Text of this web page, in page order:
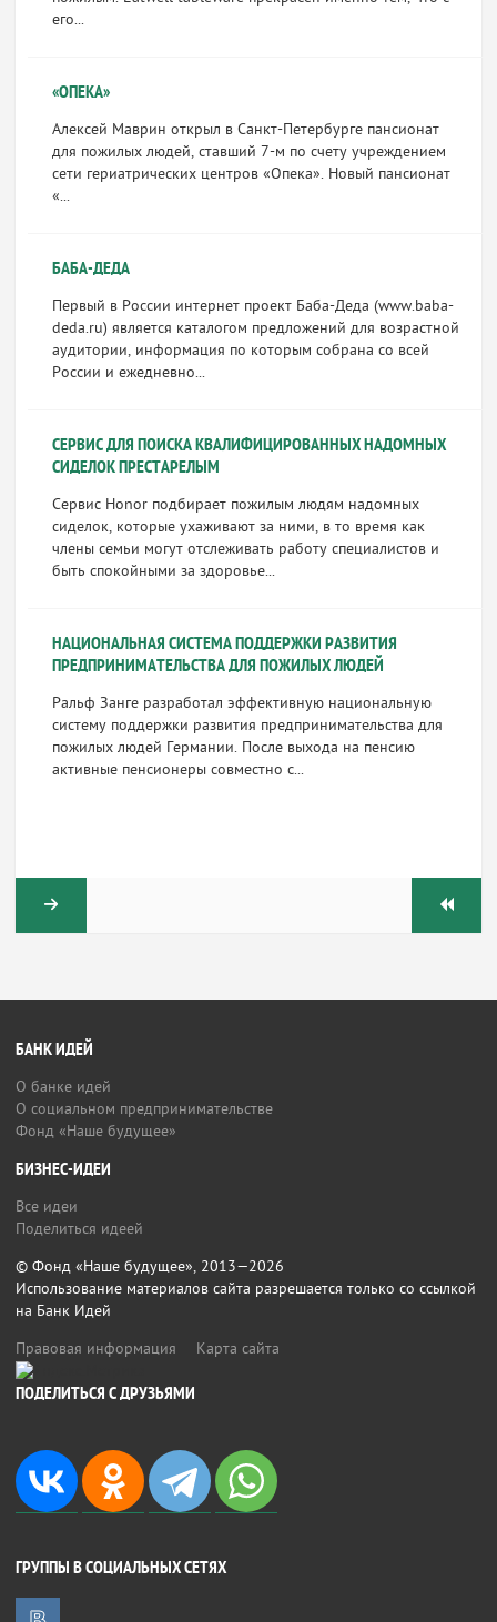
его...
«ОПЕКА»
Алексей Маврин открыл в Санкт-Петербурге пансионат
для пожилых людей, ставший 7-м по счету учреждением
сети гериатрических центров «Опека». Новый пансионат
«...
БАБА-ДЕДА
Первый в России интернет проект Баба-Деда (www.baba-
deda.ru) является каталогом предложений для возрастной
аудитории, информация по которым собрана со всей
России и ежедневно...
СЕРВИС ДЛЯ ПОИСКА КВАЛИФИЦИРОВАННЫХ НАДОМНЫХ
СИДЕЛОК ПРЕСТАРЕЛЫМ
Сервис Honor подбирает пожилым людям надомных
сиделок, которые ухаживают за ними, в то время как
члены семьи могут отслеживать работу специалистов и
быть спокойными за здоровье...
НАЦИОНАЛЬНАЯ СИСТЕМА ПОДДЕРЖКИ РАЗВИТИЯ
ПРЕДПРИНИМАТЕЛЬСТВА ДЛЯ ПОЖИЛЫХ ЛЮДЕЙ
Ральф Занге разработал эффективную национальную
систему поддержки развития предпринимательства для
пожилых людей Германии. После выхода на пенсию
активные пенсионеры совместно с...
БАНК ИДЕЙ
О банке идей
О социальном предпринимательстве
Фонд «Наше будущее»
БИЗНЕС-ИДЕИ
Все идеи
Поделиться идеей
© Фонд «Наше будущее», 2013—2026
Использование материалов сайта разрешается только со ссылкой
на Банк Идей
Правовая информация
Карта сайта
ПОДЕЛИТЬСЯ С ДРУЗЬЯМИ
ГРУППЫ В СОЦИАЛЬНЫХ СЕТЯХ